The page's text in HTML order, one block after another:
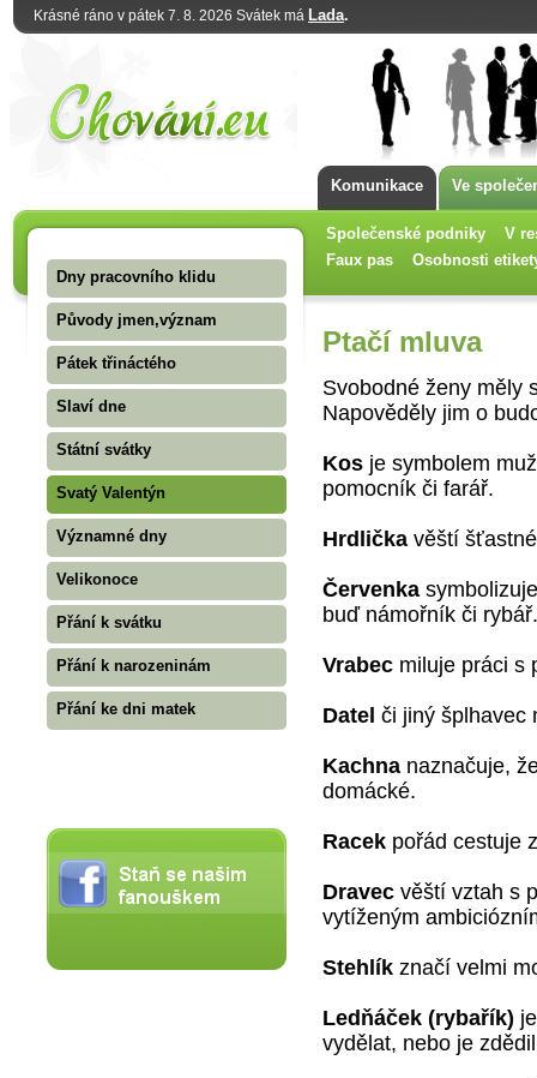
Krásné ráno v pátek 7. 8. 2026 Svátek má Lada.
Komunikace Ve
Společenské podniky
V
Faux pas
Osobnosti
Dny pracovního klidu
Původy jmen,význam
Pátek třináctého
Slaví dne
Státní svátky
Svatý Valentýn
Významné dny
Velikonoce
Přání k svátku
Přání k narozeninám
Přání ke dni matek
Ptačí mluva
Svobodné ženy měly
Napověděly jim o
Kos je symbolem
pomocník či farář.
Hrdlička věští
Červenka
buď námořník či rybář.
Vrabec miluje práci s
Datel či jiný šplhavec
Kachna naznačuje,
domácké.
Racek pořád cestuje
Dravec věští vztah s
vytíženým
Stehlík značí velmi
Ledňáček (rybařík)
vydělat, nebo je